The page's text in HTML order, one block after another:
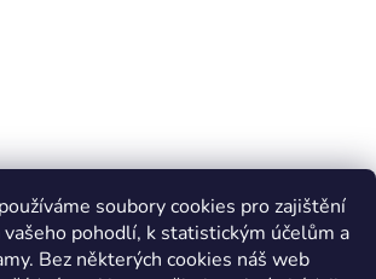
soubory cookies pro zajištění
pohodlí, k statistickým účelům a
Bez některých cookies náš web